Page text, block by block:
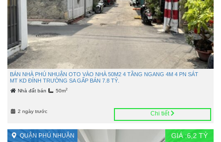
BÁN NHÀ PHÚ NHUẬN OTO VÀO NHÀ 50M2 4 TẦNG NGANG 4M 4 PN SÁT
MT KD ĐỈNH TRƯỜNG SA GẤP BÁN 7.8 TỶ.
Nhà đất bán 50m2
2 ngày trước Chi tiết
QUẬN PHÚ NHUẬN GIÁ :6,2 TỶ